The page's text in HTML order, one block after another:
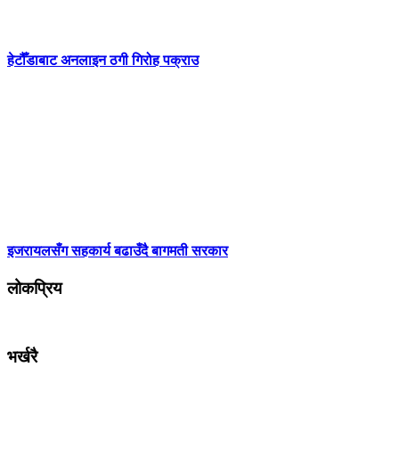
हेटौँडाबाट अनलाइन ठगी गिरोह पक्राउ
इजरायलसँग सहकार्य बढाउँदै बागमती सरकार
लोकप्रिय
भर्खरै